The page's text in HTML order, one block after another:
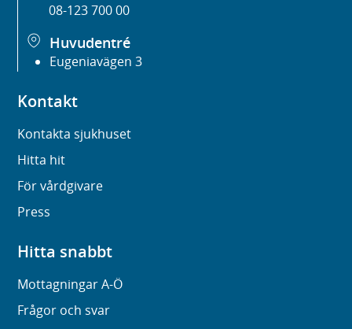
08-123 700 00
Huvudentré
Eugeniavägen 3
Kontakt
Kontakta sjukhuset
Hitta hit
För vårdgivare
Press
Hitta snabbt
Mottagningar A-Ö
Frågor och svar